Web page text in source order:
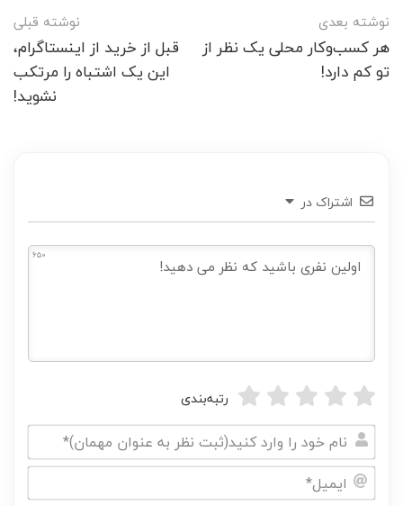
ناوبری
پست
نوشته قبلی
قبل از خرید از اینستاگرام،
این یک اشتباه را مرتکب
نشوید!
نوشته بعدی
هر کسب‌وکار محلی یک نظر از
تو کم دارد!
اشتراک در
650
رتبه‌بندی
نام
خود